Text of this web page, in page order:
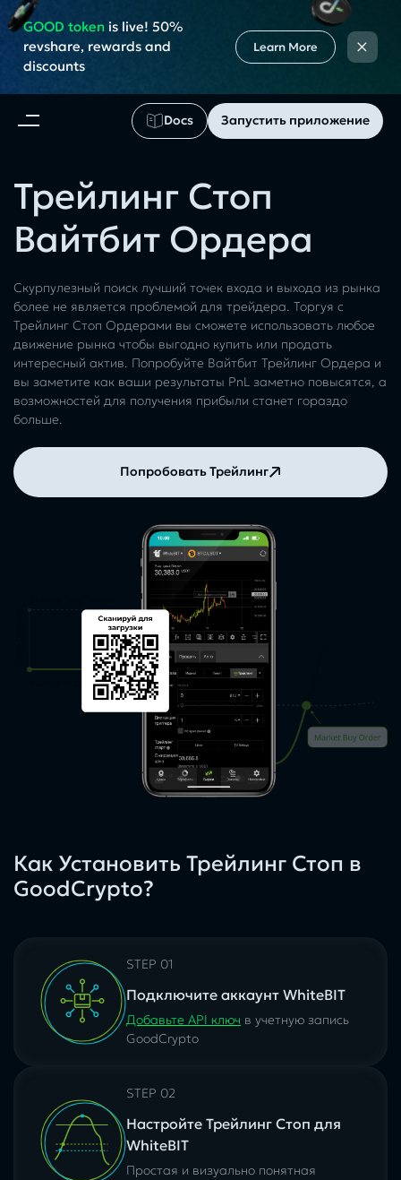
Docs Запустить приложение
GOOD tokenis live! 50%
revshare, rewards and
discounts
Learn More ×
Трейлинг Стоп
Вайтбит Ордера
Скурпулезный поиск лучший точек входа и выхода из рынка
более не является проблемой для трейдера. Торгуя с
Трейлинг Стоп Ордерами вы сможете использовать любое
движение рынка чтобы выгодно купить или продать
интересный актив. Попробуйте Вайтбит Трейлинг Ордера и
вы заметите как ваши результаты PnL заметно повысятся, а
возможностей для получения прибыли станет гораздо
больше.
Попробовать Трейлинг
Как Установить Трейлинг Стоп в
GoodCrypto?
STEP 01
Подключите аккаунт WhiteBIT
Добавьте API ключ в учетную запись
GoodCrypto
STEP 02
Настройте Трейлинг Стоп для
WhiteBIT
Простая и визуально понятная